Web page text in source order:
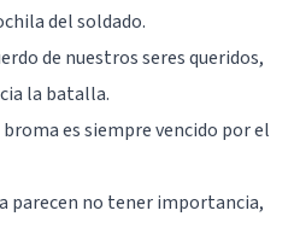
del soldado.
de nuestros seres queridos,
la batalla.
es siempre vencido por el
parecen no tener importancia,